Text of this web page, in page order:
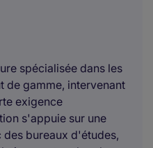
spécialisée dans les
de gamme, intervenant
exigence
s'appuie sur une
bureaux d'études,